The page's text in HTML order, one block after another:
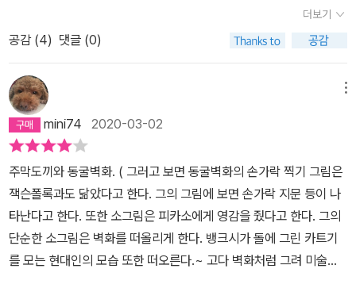
수만 년 전 원시인들이 처음 벽화를 그린 이래 문명은 복잡하게 변화
했고, 온갖기술과 제도도 현란하게 우리 눈을 어지럽힙니다. 하지만
그런 지금도 원시미술은 우리 가슴을 뛰게 만듭니다. 왜일까요? 우리
마음속 어딘가에 원시미술의 꿈틀거리는 생명력이, 그 생명력을 표현
하고자 하는 호모 그라피쿠스가 살아 있기 때문일지도 모릅니다.==
========================2.시간이 흐르고 문명이
생겨나게 된단다. 학창시절 세계사 시간에 배운 4대 문명이 생각나는
구나. 그 중에 기원전 3천년 경 시작되어 3천년 동안 강대국의 지위를
지켰던 이집트. 나일 강을 중심으로 이집트문명이 남긴 유물들은 오
늘날까지 세계적인 명승지로 자랑하고 있단다. 그런데 독특한 것은
이집트라는 나라가 95퍼센트가 사막이고 5퍼센트만 농지와 거주지
로 쓸 수 있다고 하는데이렇게 오랫동안 왕국을 유지할 수 있었다니
대미술품을 발굴하면서부터는 이집트를 괴기스럽고 이상한 미신의
나라로 폄하하는 시각이 조성되었다는 것은 참으로 애석한 일이다.
은 다행한 일이다. 이집트 문명하면 많은 분량을 차지하고 설명 또는
설명하려 시도되는 분야가 상징에 대한 것이다. 그림, 기호, 문자 등
거의 변함없는 상징 체계라 3,000년의 역사 동안 변함없이 통용되었
기 때문에 그 의미를 해석할 줄 아는 것은 이집트 문명에 대해 매우 중
요한 일이라고 할 수 있기 때문이다. 전문가가 아니더라도 이런 상징
체계에 대해 익숙해져 있다면 직접 유적지를 돌아보거나 박물관을 방
문하였을때 이해의 폭이 달라질 것은 분명하다. 이집트 미술을 다룬
2부 부제가 <그들은 영생을 꿈꿨다>라면 메소포타미아 미술을 다룬
3부에는 <삶은 처절한 투쟁이다>라는 한 문장이 뒤따르고 있다. 사
이집트 미술을 지루하다고 보는 시각이야말로 이집트 문화를 제대로
이해하지 못한 현대 서구 문명의 편견이라고 생각합니다.(...)변화가
죠. 하지만 이집트인의 세상은 그렇게 불안한 곳이 아니었습니다. 고
대 이집트인은 자기들이 만들어낸 세계가 완벽하다고 보았고,그래서
그 문화를 그대로 유지한 거예요. 불변, 불명, 영생이야말로 그들이 추
구한 가치였습니다.(...)이집트인이 추구하지도 않았던 변화라는 가치
를 잣대로 삼아 그들의 문화를 평가하는 건 좀 불공평한 일이겠죠.- P
202피라미드를 지을 때 기중기를 이용해 돌을 들어 올렸다는 사실을
알 수 있어요.(...)이때 많은 노예들이 희생되었을 거라고 생각하는 분
들이 계실 텐데, 결론부터 말하자면 오해입니다. 평소에는 농사를 짓
던 일반 백성들이 농한기에 피라미드를 지어싿고 합니다.(...) 피라미
술에도 제법 관심이 생겼고 무엇보다도 역사서를 읽는 느낌도 많이
든다.
더보기
공감 (4) 댓글 (0)
mini74 2020-03-02
주막도끼와 동굴벽화. ( 그러고 보면 동굴벽화의 손가락 찍기 그림은
잭슨폴록과도 닮았다고 한다. 그의 그림에 보면 손가락 지문 등이 나
타난다고 한다. 또한 소그림은 피카소에게 영감을 줬다고 한다. 그의
단순한 소그림은 벽화를 떠올리게 한다. 뱅크시가 돌에 그린 카트기
를 모는 현대인의 모습 또한 떠오른다.~ 고다 벽화처럼 그려 미술관